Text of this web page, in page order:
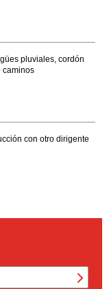
pluviales, cordón
caminos
con otro dirigente